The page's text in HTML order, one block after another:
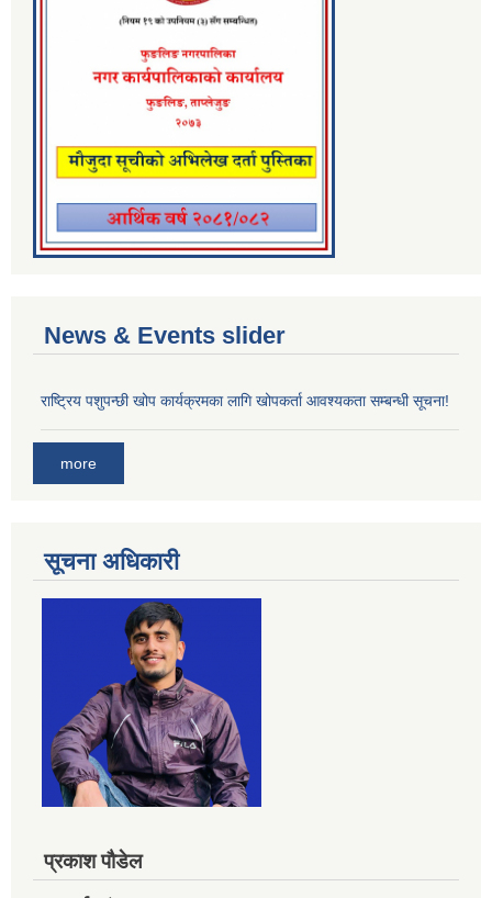
News & Events slider
राष्ट्रिय पशुपन्छी खोप कार्यक्रमका लागि खोपकर्ता आवश्यकता सम्बन्धी सूचना!
more
सूचना अधिकारी
प्रकाश पौडेल